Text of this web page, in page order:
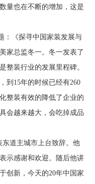
量也在不断的增加，这是
：《探寻中国家装发展与
家总监冬一。冬一发表了
整装行业的发展里程碑。
到15年的时候已经有260
整装有效的降低了企业的
会越来越大，会吃掉成品
道主城市上台致辞。他
示感谢和欢迎。随后他讲
创新，今天的20年中国家